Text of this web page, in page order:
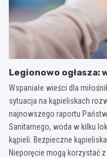
Legionowo ogłasza:
Wspaniałe wieści dla
sytuacja na kąpieliskach
najnowszego raportu
Sanitarnego, woda w kilku
kąpieli. Bezpieczne
Nieporęcie mogą korzystać z